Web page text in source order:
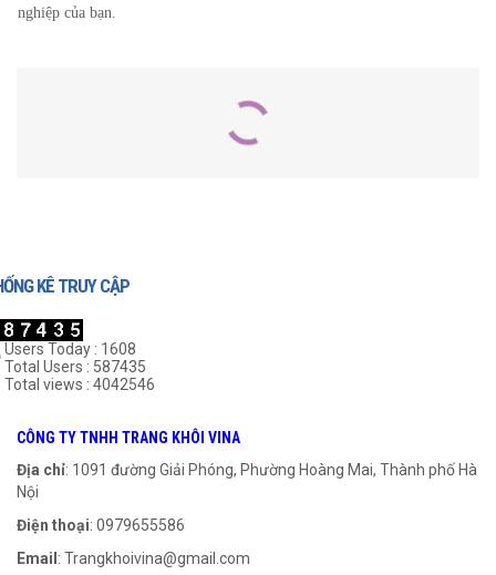
nghiệp của bạn.
Khớp Nối Cao Su FCL-160
999₫ 999 ₫
KÊ TRUY CẬP
Users Today : 1608
Total Users : 587435
Total views : 4042546
CÔNG TY TNHH TRANG KHÔI VINA
Địa chỉ: 1091 đường Giải Phóng, Phường Hoàng Mai, Thành phố Hà
Nội
Điện thoại: 0979655586
Email : Trangkhoivina@gmail.com